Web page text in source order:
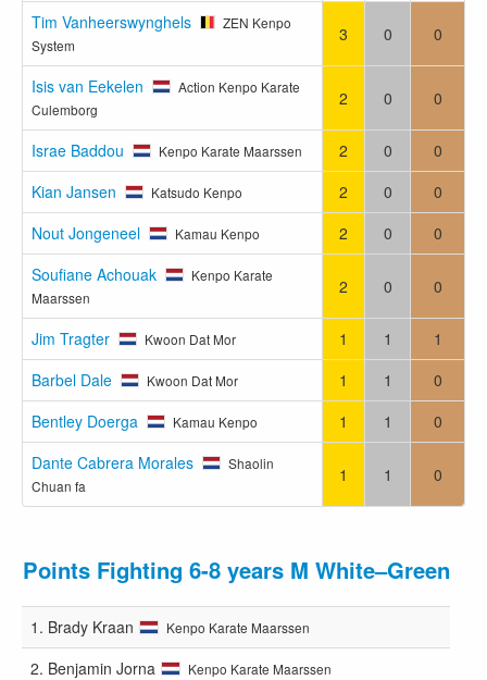
Tim Vanheerswynghels
ZEN Kenpo
System
3 0 0
Isis van Eekelen
Action Kenpo Karate
Culemborg
2 0 0
Israe Baddou Kenpo Karate Maarssen 2 0
0
Kian Jansen
Katsudo Kenpo 2 0
0
Nout Jongeneel
Kamau Kenpo 2 0
0
Soufiane Achouak
Kenpo Karate
Maarssen
2 0 0
Jim Tragter Kwoon Dat Mor 1 1
1
Barbel Dale
Kwoon Dat Mor 1 1
0
Bentley Doerga
Kamau Kenpo 1 1
0
Dante Cabrera Morales
Shaolin
Chuan fa
1 1 0
Points Fighting 6-8 years M White–Green
1. Brady Kraan Kenpo Karate Maarssen
2. Benjamin Jorna Kenpo Karate Maarssen